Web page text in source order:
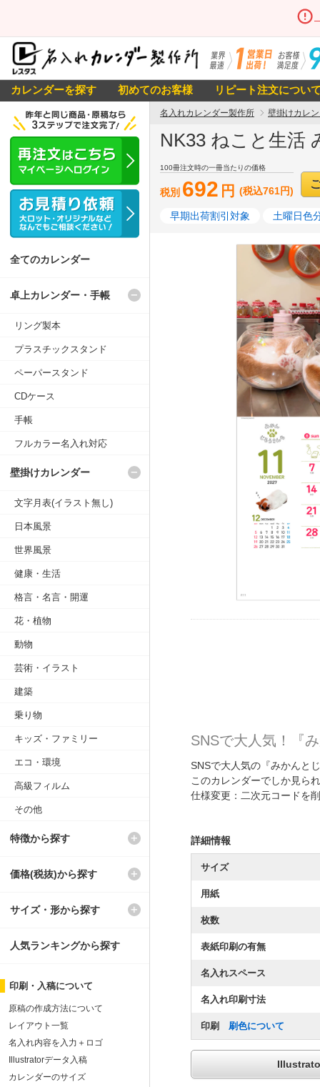
カレンダーを探す 初めてのお客様 リピート注文につい
名入れカレンダー製作所 壁掛けカレ
NK33 ねこと生活
100冊注文時の一冊当たりの価格
税別 692 円 (税込761円)
早期出荷割引対象 土曜日色
SNSで大人気！『
SNSで大人気の『みかんと
このカレンダーでしか見ら
仕様変更：二次元コードを
詳細情報
サイズ
用紙
枚数
表紙印刷の有無
名入れスペース
名入れ印刷寸法
印刷 刷色について
全てのカレンダー
卓上カレンダー・手帳
リング製本
プラスチックスタンド
ペーパースタンド
CDケース
手帳
フルカラー名入れ対応
壁掛けカレンダー
文字月表(イラスト無し)
日本風景
世界風景
健康・生活
格言・名言・開運
花・植物
動物
芸術・イラスト
建築
乗り物
キッズ・ファミリー
エコ・環境
高級フィルム
その他
特徴から探す
価格(税抜)から探す
サイズ・形から探す
人気ランキングから探す
印刷・入稿について
原稿の作成方法について
レイアウト一覧
名入れ内容を入力＋ロゴ
Illustratorデータ入稿
カレンダーのサイズ